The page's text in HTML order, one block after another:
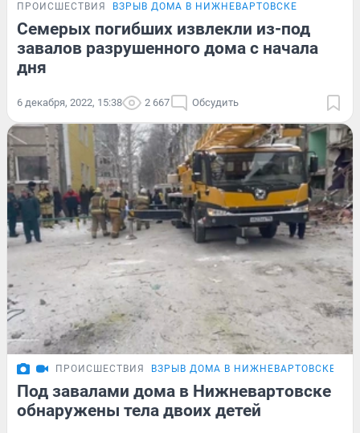
ПРОИСШЕСТВИЯ ВЗРЫВ ДОМА В НИЖНЕВАРТОВСКЕ
Семерых погибших извлекли из-под
завалов разрушенного дома с начала
дня
6 декабря, 2022, 15:38 2 667 Обсудить
ПРОИСШЕСТВИЯ ВЗРЫВ ДОМА В НИЖНЕВАРТОВСКЕ
Под завалами дома в Нижневартовске
обнаружены тела двоих детей